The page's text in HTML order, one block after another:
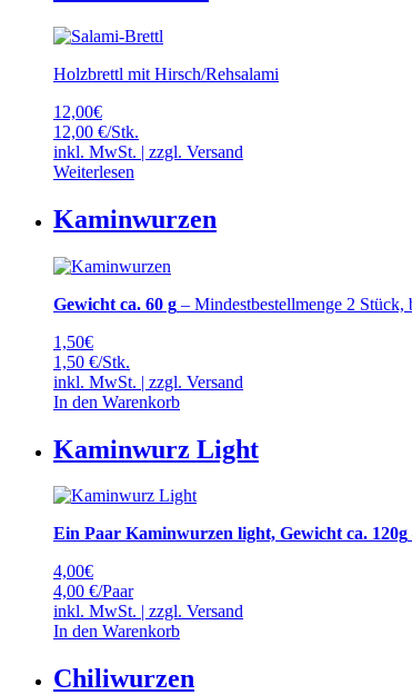
Holzbrettl mit Hirsch/Rehsalami
12,00€
12,00 €/Stk.
inkl. MwSt. | zzgl. Versand
Weiterlesen
Kaminwurzen
Gewicht ca. 60 g – Mindestbestellmenge 2
1,50€
1,50 €/Stk.
inkl. MwSt. | zzgl. Versand
In den Warenkorb
Kaminwurz Light
Ein Paar Kaminwurzen light, Gewicht ca. 120g
4,00€
4,00 €/Paar
inkl. MwSt. | zzgl. Versand
In den Warenkorb
Chiliwurzen